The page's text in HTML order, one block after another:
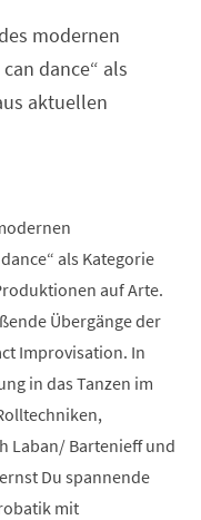
modernen
dance“ als
aktuellen
als Kategorie
auf Arte.
Übergänge der
Improvisation. In
in das Tanzen im
Laban/ Bartenieff und
Du spannende
mit